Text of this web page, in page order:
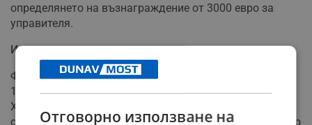
определянето на възнаграждение от 3000 евро за
управителя.
Историческо наследство
Фабриката в Куджир има дълга история, датираща от
1799 година, когато е основана по време на
Хабсбургската империя като Фабрика за желязо и
стомана. През 2004 година предприятието е разделено
Отговорно използване на